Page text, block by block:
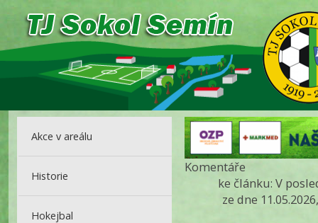
Akce v areálu
Historie
Hokejbal
Komentáře
ke článku: V
ze dne